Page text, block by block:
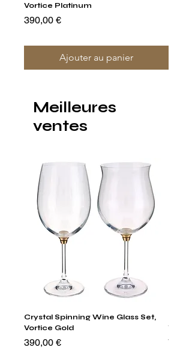
Vortice Platinum
Prix
390,00 €
Ajouter au panier
Meilleures
ventes
Crystal Spinning Wine Glass Set,
Vortice Gold
Prix
390,00 € Prix